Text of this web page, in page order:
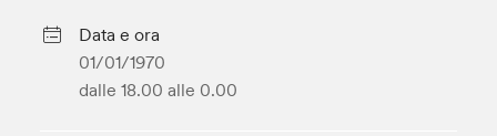
Data e ora
01/01/1970
dalle 18.00 alle 0.00